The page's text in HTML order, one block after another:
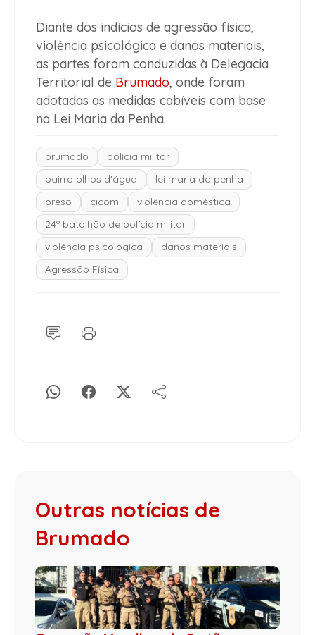
Diante dos indícios de agressão física,
violência psicológica e danos materiais,
as partes foram conduzidas à Delegacia
Territorial de Brumado, onde foram
adotadas as medidas cabíveis com base
na Lei Maria da Penha.
brumado
polícia militar
bairro olhos d'água
lei maria da penha
preso
cicom
violência doméstica
24º batalhão de polícia militar
violência psicológica
danos materiais
Agressão Física
Outras notícias de
Brumado